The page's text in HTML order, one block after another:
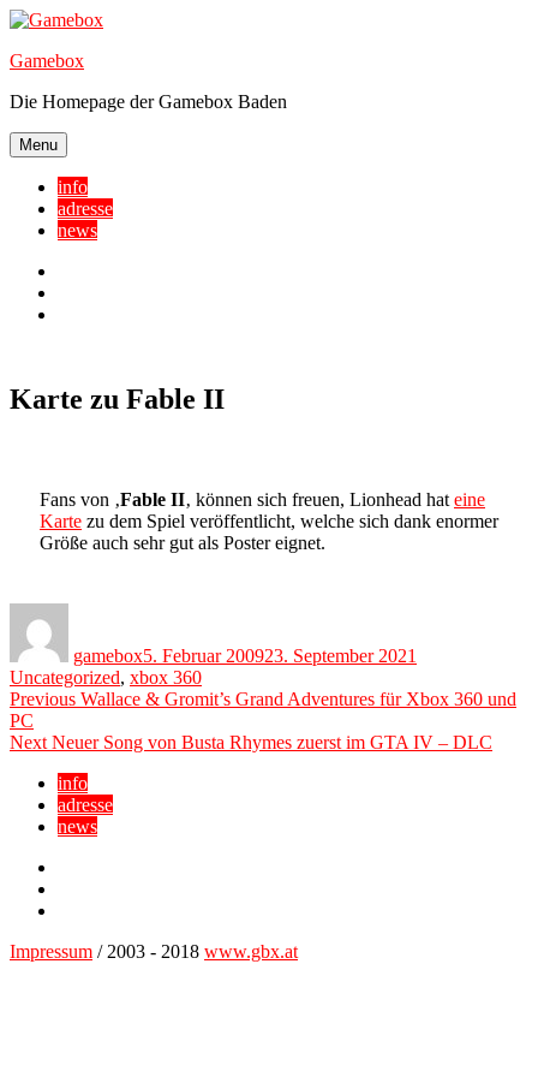
Skip
content
Gamebox
Die Homepage der Gamebox Baden
Menu
info
adresse
news
Karte zu Fable II
Fans von ‚Fable II‚ können sich freuen, Lionhead hat eine
Karte zu dem Spiel veröffentlicht, welche sich dank enormer
Größe auch sehr gut als Poster eignet.
gamebox5. Februar 200923. September 2021
Uncategorized, xbox 360
Beitragsnavigation
Previous Previous
Wallace & Gromit’s Grand Adventures für Xbox 360 und
PC
Next Next
Neuer Song von Busta Rhymes zuerst im GTA IV – DLC
info
adresse
news
Impressum / 2003 - 2018 www.gbx.at